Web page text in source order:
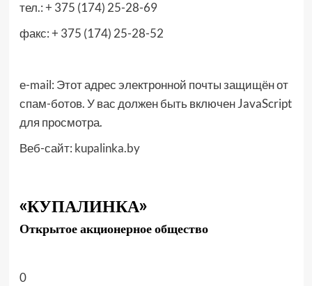
тел.: + 375 (174) 25-28-69
факс: + 375 (174) 25-28-52
е-mail: Этот адрес электронной почты защищён от
спам-ботов. У вас должен быть включен JavaScript
для просмотра.
Веб-сайт: kupalinka.by
«КУПАЛИНКА»
Открытое акционерное общество
0